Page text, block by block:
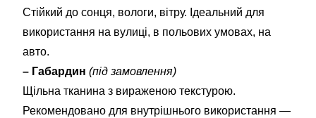
Стійкий до сонця, вологи, вітру. Ідеальний для
використання на вулиці, в польових умовах, на
авто.
– Габардин (під замовлення)
Щільна тканина з вираженою текстурою.
Рекомендовано для внутрішнього використання —